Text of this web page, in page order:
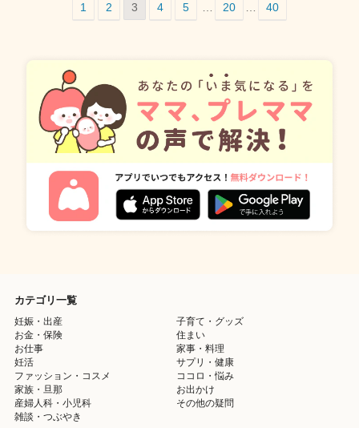
1 2 3 4 5 20 40
カテゴリ一覧
妊娠・出産
子育て・グッズ
お金・保険
住まい
お仕事
家事・料理
妊活
サプリ・健康
ファッション・コスメ
ココロ・悩み
家族・旦那
お出かけ
産婦人科・小児科
その他の疑問
雑談・つぶやき